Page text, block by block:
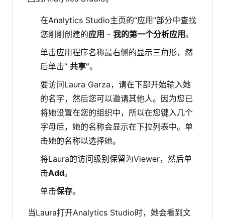
在Analytics Studio主页的“应用”部分中查找
您刚刚创建的应用 - 我的第一个分析应用。
单击应用程序名称最右侧的显示三角形，然
后单击“ 共享”。
要访问Laura Garza，请在下部开始输入她
的名字，然后您可以邀请其他人。因为您已
将她设置在您的组织中，所以在您键入几个
字母后，她的名称会显示在下拉列表中。单
击她的名称以选择她。
将Laura的访问级别保留为Viewer，然后单
击Add。
单击保存。
当Laura打开Analytics Studio时，她会看到文